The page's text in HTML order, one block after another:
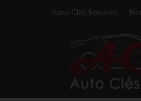
Auto Clés Services